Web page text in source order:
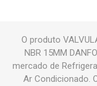
O produto
NBR 15MM
mercado de
Ar Condicionado.